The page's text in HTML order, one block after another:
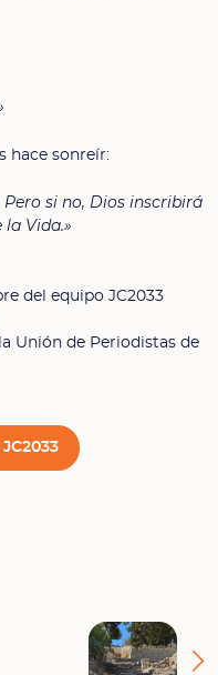
hace sonreír:
si no, Dios inscribirá
la Vida.»
del equipo JC2033
Unión de Periodistas de